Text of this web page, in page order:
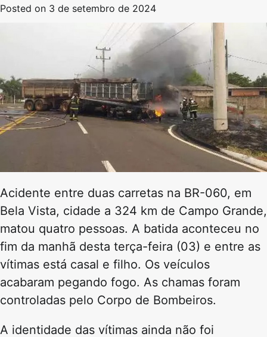
Posted on 3 de setembro de 2024
Acidente entre duas carretas na BR-060, em
Bela Vista, cidade a 324 km de Campo Grande,
matou quatro pessoas. A batida aconteceu no
fim da manhã desta terça-feira (03) e entre as
vítimas está casal e filho. Os veículos
acabaram pegando fogo. As chamas foram
controladas pelo Corpo de Bombeiros.
A identidade das vítimas ainda não foi